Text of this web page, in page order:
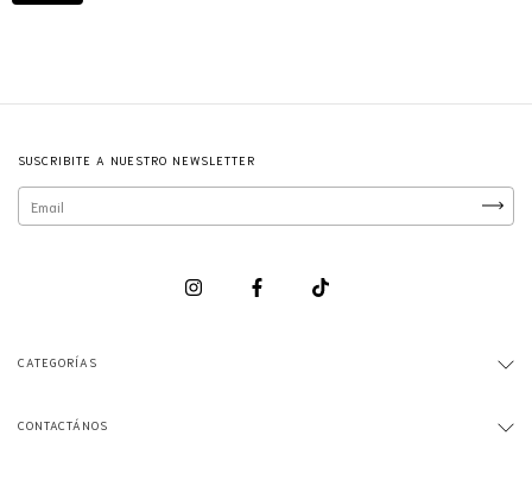
SUSCRIBITE A NUESTRO NEWSLETTER
CATEGORÍAS
CONTACTÁNOS